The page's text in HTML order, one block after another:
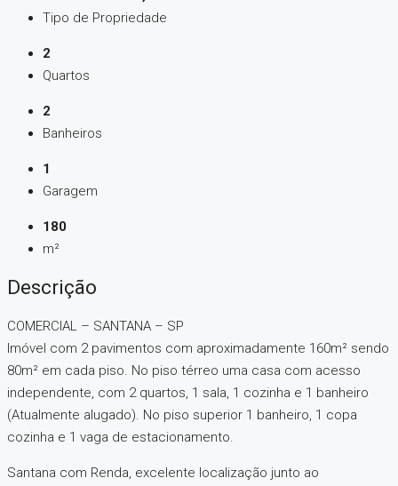
Tipo de Propriedade
2
Quartos
2
Banheiros
1
Garagem
180
m²
Descrição
COMERCIAL – SANTANA – SP
Imóvel com 2 pavimentos com aproximadamente 160m² sendo
80m² em cada piso. No piso térreo uma casa com acesso
independente, com 2 quartos, 1 sala, 1 cozinha e 1 banheiro
(Atualmente alugado). No piso superior 1 banheiro, 1 copa
cozinha e 1 vaga de estacionamento.
Santana com Renda, excelente localização junto ao